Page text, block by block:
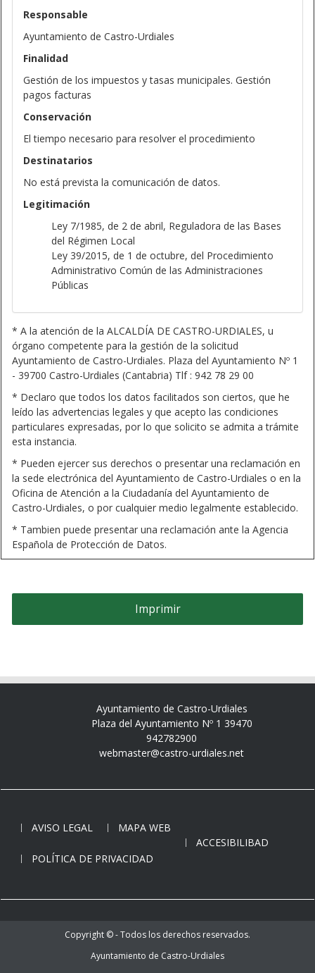
Responsable
Ayuntamiento de Castro-Urdiales
Finalidad
Gestión de los impuestos y tasas municipales. Gestión
pagos facturas
Conservación
El tiempo necesario para resolver el procedimiento
Destinatarios
No está prevista la comunicación de datos.
Legitimación
Ley 7/1985, de 2 de abril, Reguladora de las Bases
del Régimen Local
Ley 39/2015, de 1 de octubre, del Procedimiento
Administrativo Común de las Administraciones
Públicas
* A la atención de la ALCALDÍA DE CASTRO-URDIALES, u
órgano competente para la gestión de la solicitud
Ayuntamiento de Castro-Urdiales. Plaza del Ayuntamiento Nº 1
- 39700 Castro-Urdiales (Cantabria) Tlf : 942 78 29 00
* Declaro que todos los datos facilitados son ciertos, que he
leído las advertencias legales y que acepto las condiciones
particulares expresadas, por lo que solicito se admita a trámite
esta instancia.
* Pueden ejercer sus derechos o presentar una reclamación en
la sede electrónica del Ayuntamiento de Castro-Urdiales o en la
Oficina de Atención a la Ciudadanía del Ayuntamiento de
Castro-Urdiales, o por cualquier medio legalmente establecido.
* Tambien puede presentar una reclamación ante la Agencia
Española de Protección de Datos.
Ayuntamiento de Castro-Urdiales
Plaza del Ayuntamiento Nº 1 39470
942782900
webmaster@castro-urdiales.net
AVISO LEGAL
MAPA WEB
ACCESIBILIBAD
POLÍTICA DE PRIVACIDAD
Copyright © - Todos los derechos reservados.
Ayuntamiento de Castro-Urdiales